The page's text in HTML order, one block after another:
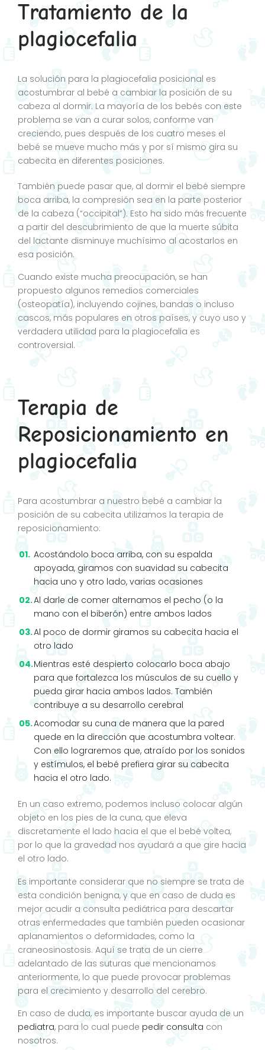
Tratamiento de la
plagiocefalia
La solución para la plagiocefalia posicional es
acostumbrar al bebé a cambiar la posición de su
cabeza al dormir. La mayoría de los bebés con este
problema se van a curar solos, conforme van
creciendo, pues después de los cuatro meses el
bebé se mueve mucho más y por sí mismo gira su
cabecita en diferentes posiciones.
También puede pasar que, al dormir el bebé siempre
boca arriba, la compresión sea en la parte posterior
de la cabeza (“occipital”). Esto ha sido más frecuente
a partir del descubrimiento de que la muerte súbita
del lactante disminuye muchísimo al acostarlos en
esa posición.
Cuando existe mucha preocupación, se han
propuesto algunos remedios comerciales
(osteopatía), incluyendo cojines, bandas o incluso
cascos, más populares en otros países, y cuyo uso y
verdadera utilidad para la plagiocefalia es
controversial.
Terapia de
Reposicionamiento en
plagiocefalia
Para acostumbrar a nuestro bebé a cambiar la
posición de su cabecita utilizamos la terapia de
reposicionamiento:
Acostándolo boca arriba, con su espalda
apoyada, giramos con suavidad su cabecita
hacia uno y otro lado, varias ocasiones
Al darle de comer alternamos el pecho (o la
mano con el biberón) entre ambos lados
Al poco de dormir giramos su cabecita hacia el
otro lado
Mientras esté despierto colocarlo boca abajo
para que fortalezca los músculos de su cuello y
pueda girar hacia ambos lados. También
contribuye a su desarrollo cerebral
Acomodar su cuna de manera que la pared
quede en la dirección que acostumbra voltear.
Con ello lograremos que, atraído por los sonidos
y estímulos, el bebé prefiera girar su cabecita
hacia el otro lado.
En un caso extremo, podemos incluso colocar algún
objeto en los pies de la cuna, que eleva
discretamente el lado hacia el que el bebé voltea,
por lo que la gravedad nos ayudará a que gire hacia
el otro lado.
Es importante considerar que no siempre se trata de
esta condición benigna, y que en caso de duda es
mejor acudir a consulta pediátrica para descartar
otras enfermedades que también pueden ocasionar
aplanamientos o deformidades, como la
craneosinostosis. Aquí se trata de un cierre
adelantado de las suturas que mencionamos
anteriormente, lo que puede provocar problemas
para el crecimiento y desarrollo del cerebro.
En caso de duda, es importante buscar ayuda de un
pediatra, para lo cual puede pedir consulta con
nosotros.